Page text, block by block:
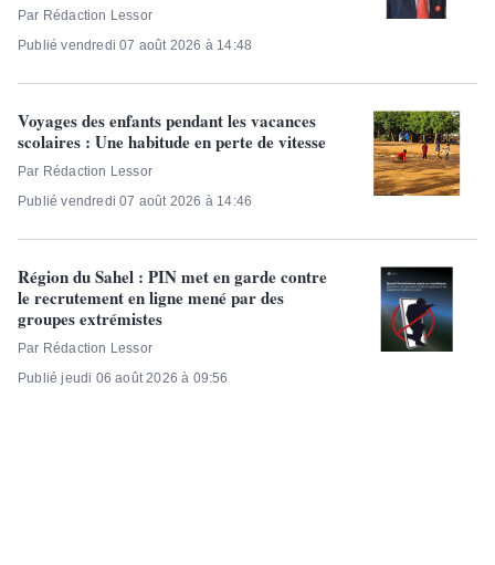
Par Rédaction Lessor
Publié vendredi 07 août 2026 à 14:48
Voyages des enfants pendant les vacances
scolaires : Une habitude en perte de vitesse
Par Rédaction Lessor
Publié vendredi 07 août 2026 à 14:46
Région du Sahel : PIN met en garde contre
le recrutement en ligne mené par des
groupes extrémistes
Par Rédaction Lessor
Publié jeudi 06 août 2026 à 09:56